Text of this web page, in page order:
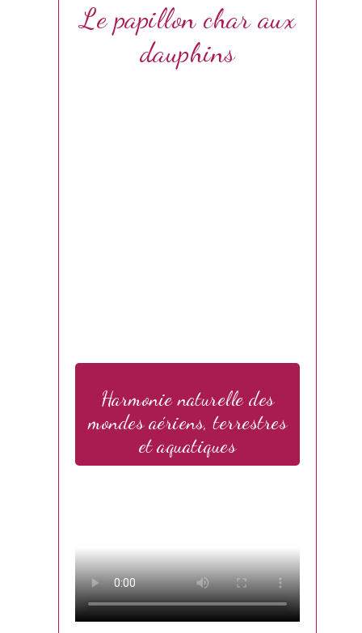
Le papillon char aux
dauphins
Harmonie naturelle des
mondes aériens, terrestres
et aquatiques